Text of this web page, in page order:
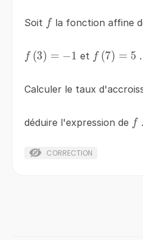
Soit ff la fonction affine
f\left(3\right)=-1
f (3) = −1 et f (7) = 5 .
Calculer le taux
déduire l'expression de ff .
CORRECTION